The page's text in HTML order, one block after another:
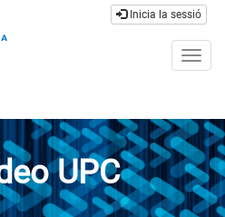
Inicia la sessió
UPC